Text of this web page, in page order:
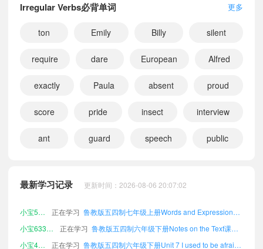
Irregular Verbs必背单词 更多
ton Emily Billy silent
require dare European Alfred
exactly Paula absent proud
score pride insect interview
ant guard speech public
最新学习记录 更新时间：2026-08-06 20:07:02
小宝591907 正在学习 鲁教版五四制九年级全一册Tapescripts课文朗读
小宝494250
正在学习
正在学习
正在学习
正在学习